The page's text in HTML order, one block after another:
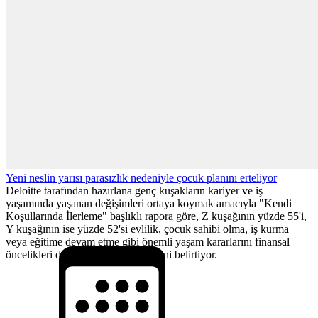
Yeni neslin yarısı parasızlık nedeniyle çocuk planını erteliyor
Deloitte tarafından hazırlana genç kuşakların kariyer ve iş
yaşamında yaşanan değişimleri ortaya koymak amacıyla "Kendi
Koşullarında İlerleme" başlıklı rapora göre, Z kuşağının yüzde 55'i,
Y kuşağının ise yüzde 52'si evlilik, çocuk sahibi olma, iş kurma
veya eğitime devam etme gibi önemli yaşam kararlarını finansal
öncelikleri doğrultusunda ertelediğini belirtiyor.